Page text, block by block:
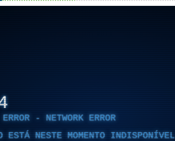
- NETWORK ERROR
ESTÁ NESTE MOMENTO INDISPONÍVEL